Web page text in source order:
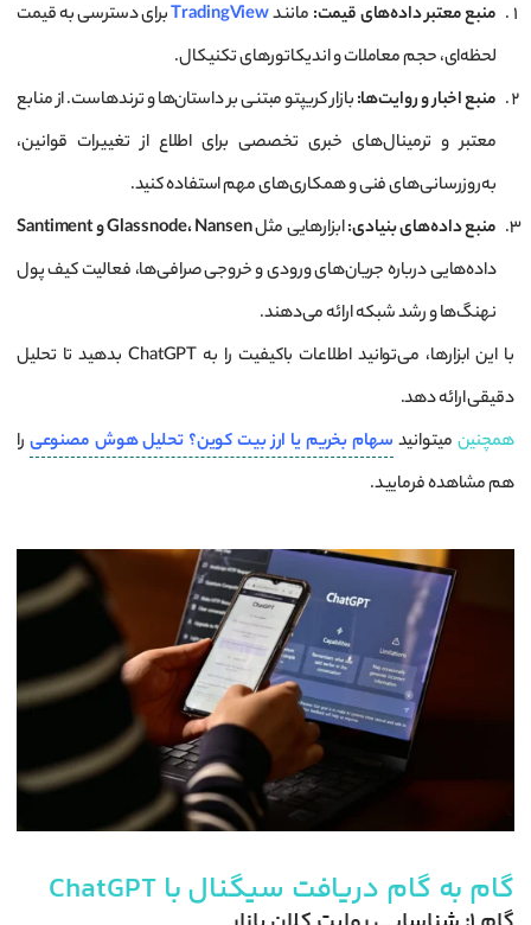
منبع معتبر داده‌های قیمت: مانندTradingViewبرای دسترسی به قیمت
لحظه‌ای، حجم معاملات و اندیکاتورهای تکنیکال.
منبع اخبار و روایت‌ها:بازار کریپتو مبتنی بر داستان‌ها و ترندهاست. از منابع
معتبر و ترمینال‌های خبری تخصصی برای اطلاع از تغییرات قوانین،
به‌روزرسانی‌های فنی و همکاری‌های مهم استفاده کنید.
منبع داده‌های بنیادی:ابزارهایی مثلGlassnode، Nansen و Santiment
داده‌هایی درباره جریان‌های ورودی و خروجی صرافی‌ها، فعالیت کیف پول
نهنگ‌ها و رشد شبکه ارائه می‌دهند.
با این ابزارها، می‌توانید اطلاعات باکیفیت را به ChatGPT بدهید تا تحلیل
دقیقی ارائه دهد.
همچنین میتوانید سهام بخریم یا ارز بیت کوین؟ تحلیل هوش مصنوعی را
هم مشاهده فرمایید.
گام به گام دریافت سیگنال با ChatGPT